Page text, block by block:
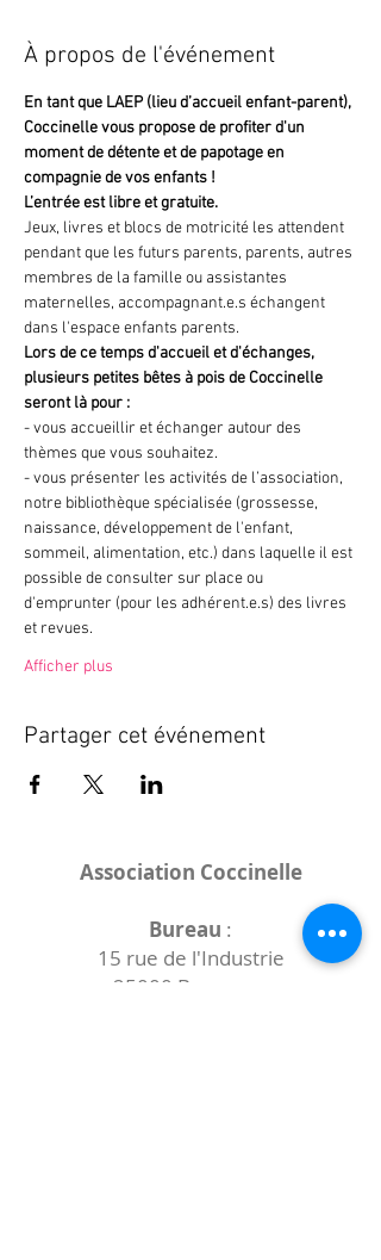
À propos de l'événement
En tant que LAEP (lieu d’accueil enfant-parent),
Coccinelle vous propose de profiter d'un
moment de détente et de papotage en
compagnie de vos enfants !
L’entrée est libre et gratuite.
Jeux, livres et blocs de motricité les attendent
pendant que les futurs parents, parents, autres
membres de la famille ou assistantes
maternelles, accompagnant.e.s échangent
dans l'espace enfants parents.
Lors de ce temps d'accueil et d'échanges,
plusieurs petites bêtes à pois de Coccinelle
seront là pour :
- vous accueillir et échanger autour des
thèmes que vous souhaitez.
- vous présenter les activités de l’association,
notre bibliothèque spécialisée (grossesse,
naissance, développement de l'enfant,
sommeil, alimentation, etc.) dans laquelle il est
possible de consulter sur place ou
d'emprunter (pour les adhérent.e.s) des livres
et revues.
Afficher plus
Partager cet événement
Association Coccinelle
Bureau :
15 rue de l'Industrie
25000 Besançon